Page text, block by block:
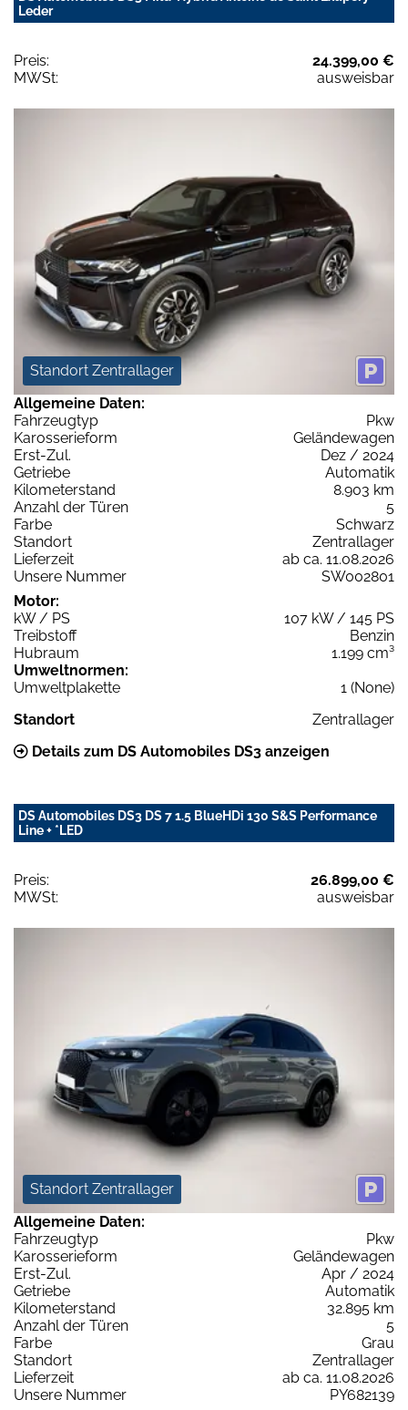
Leder
Preis:
24.399,00 €
MWSt:
ausweisbar
Standort Zentrallager
Allgemeine Daten:
Fahrzeugtyp
Pkw
Karosserieform
Geländewagen
Erst-Zul.
Dez / 2024
Getriebe
Automatik
Kilometerstand
8.903 km
Anzahl der Türen
5
Farbe
Schwarz
Standort
Zentrallager
Lieferzeit
ab ca. 11.08.2026
Unsere Nummer
SW002801
Motor:
kW / PS
107 kW / 145 PS
Treibstoff
Benzin
Hubraum
1.199 cm³
Umweltnormen:
Umweltplakette
1 (None)
Standort
Zentrallager
Details zum DS Automobiles DS3 anzeigen
DS Automobiles DS3 DS 7 1.5 BlueHDi 130 S&S Performance
Line + *LED
Preis:
26.899,00 €
MWSt:
ausweisbar
Standort Zentrallager
Allgemeine Daten:
Fahrzeugtyp
Pkw
Karosserieform
Geländewagen
Erst-Zul.
Apr / 2024
Getriebe
Automatik
Kilometerstand
32.895 km
Anzahl der Türen
5
Farbe
Grau
Standort
Zentrallager
Lieferzeit
ab ca. 11.08.2026
Unsere Nummer
PY682139